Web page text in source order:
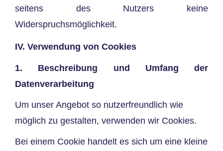
seitens des Nutzers keine
Widerspruchsmöglichkeit.
IV. Verwendung von Cookies
1. Beschreibung und Umfang der
Datenverarbeitung
Um unser Angebot so nutzerfreundlich wie
möglich zu gestalten, verwenden wir Cookies.
Bei einem Cookie handelt es sich um eine kleine